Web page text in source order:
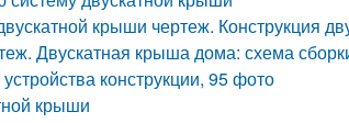
крыши чертеж. Конструкция
Двускатная крыша дома: схема
конструкции, 95 фото
крыши